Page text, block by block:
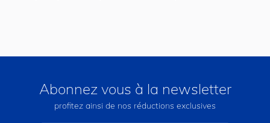
Abonnez vous à la newsletter
profitez ainsi de nos réductions exclusives